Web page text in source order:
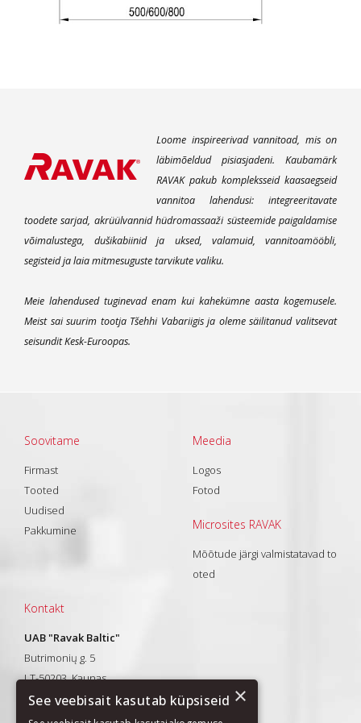
Loome inspireerivad vannitoad, mis on
läbimõeldud pisiasjadeni. Kaubamärk
RAVAK pakub kompleksseid kaasaegseid
vannitoa lahendusi: integreeritavate
toodete sarjad, akrüülvannid hüdromassaaži süsteemide paigaldamise
võimalustega, dušikabiinid ja uksed, valamuid, vannitoamööbli,
segisteid ja laia mitmesuguste tarvikute valiku.
Meie lahendused tuginevad enam kui kahekümne aasta kogemusele.
Meist sai suurim tootja Tšehhi Vabariigis ja oleme säilitanud valitsevat
seisundit Kesk-Euroopas.
Soovitame
Firmast
Tooted
Uudised
Pakkumine
Meedia
Logos
Fotod
Microsites RAVAK
Mõõtude järgi valmistatavad to
oted
Kontakt
UAB "Ravak Baltic"
Butrimonių g. 5
LT-50203, Kaunas
Tel.: +370 37 328013
El. paštas: info@ravak.lt
×
See veebisait kasutab küpsiseid